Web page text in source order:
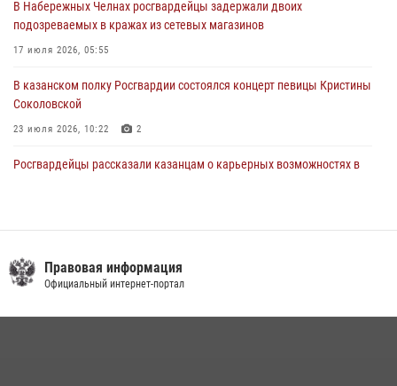
В Набережных Челнах росгвардейцы задержали двоих
подозреваемых в кражах из сетевых магазинов
17 июля 2026, 05:55
В казанском полку Росгвардии состоялся концерт певицы Кристины
Соколовской
23 июля 2026, 10:22 2
Росгвардейцы рассказали казанцам о карьерных возможностях в
в краже
23 июля 2026, 06:47
Правовая информация
Официальный интернет-портал